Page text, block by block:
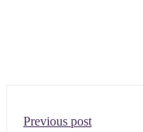
Previous post